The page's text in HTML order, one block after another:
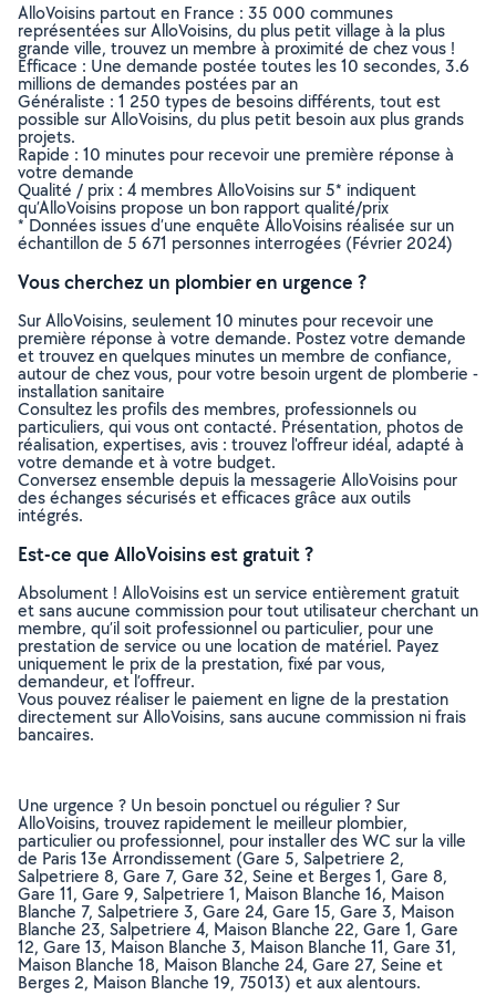
AlloVoisins partout en France : 35 000 communes
représentées sur AlloVoisins, du plus petit village à la plus
grande ville, trouvez un membre à proximité de chez vous !
Efficace : Une demande postée toutes les 10 secondes, 3.6
millions de demandes postées par an
Généraliste : 1 250 types de besoins différents, tout est
possible sur AlloVoisins, du plus petit besoin aux plus grands
projets.
Rapide : 10 minutes pour recevoir une première réponse à
votre demande
Qualité / prix : 4 membres AlloVoisins sur 5* indiquent
qu’AlloVoisins propose un bon rapport qualité/prix
* Données issues d’une enquête AlloVoisins réalisée sur un
échantillon de 5 671 personnes interrogées (Février 2024)
Vous cherchez un plombier en urgence ?
Sur AlloVoisins, seulement 10 minutes pour recevoir une
première réponse à votre demande. Postez votre demande
et trouvez en quelques minutes un membre de confiance,
autour de chez vous, pour votre besoin urgent de plomberie -
installation sanitaire
Consultez les profils des membres, professionnels ou
particuliers, qui vous ont contacté. Présentation, photos de
réalisation, expertises, avis : trouvez l'offreur idéal, adapté à
votre demande et à votre budget.
Conversez ensemble depuis la messagerie AlloVoisins pour
des échanges sécurisés et efficaces grâce aux outils
intégrés.
Est-ce que AlloVoisins est gratuit ?
Absolument ! AlloVoisins est un service entièrement gratuit
et sans aucune commission pour tout utilisateur cherchant un
membre, qu’il soit professionnel ou particulier, pour une
prestation de service ou une location de matériel. Payez
uniquement le prix de la prestation, fixé par vous,
demandeur, et l’offreur.
Vous pouvez réaliser le paiement en ligne de la prestation
directement sur AlloVoisins, sans aucune commission ni frais
bancaires.
Une urgence ? Un besoin ponctuel ou régulier ? Sur
AlloVoisins, trouvez rapidement le meilleur plombier,
particulier ou professionnel, pour installer des WC sur la ville
de Paris 13e Arrondissement (Gare 5, Salpetriere 2,
Salpetriere 8, Gare 7, Gare 32, Seine et Berges 1, Gare 8,
Gare 11, Gare 9, Salpetriere 1, Maison Blanche 16, Maison
Blanche 7, Salpetriere 3, Gare 24, Gare 15, Gare 3, Maison
Blanche 23, Salpetriere 4, Maison Blanche 22, Gare 1, Gare
12, Gare 13, Maison Blanche 3, Maison Blanche 11, Gare 31,
Maison Blanche 18, Maison Blanche 24, Gare 27, Seine et
Berges 2, Maison Blanche 19, 75013) et aux alentours.